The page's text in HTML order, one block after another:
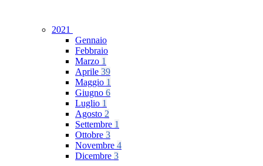
2021
Gennaio
Febbraio
Marzo 1
Aprile 39
Maggio 1
Giugno 6
Luglio 1
Agosto 2
Settembre 1
Ottobre 3
Novembre 4
Dicembre 3